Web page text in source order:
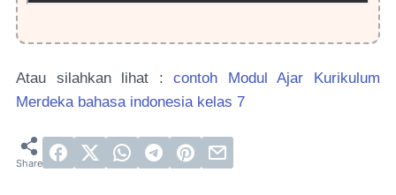
Atau silahkan lihat :contoh Modul Ajar Kurikulum
Merdeka bahasa indonesia kelas 7